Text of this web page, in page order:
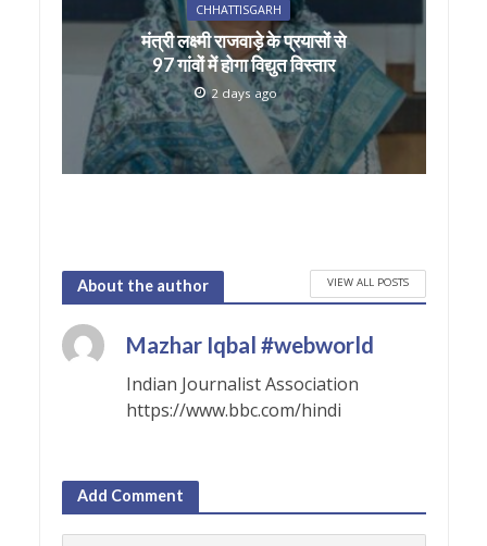
CHHATTISGARH
मंत्री लक्ष्मी राजवाड़े के प्रयासों से
97 गांवों में होगा विद्युत विस्तार
2 days ago
About the author VIEW ALL POSTS
Mazhar Iqbal #webworld
Indian Journalist Association
https://www.bbc.com/hindi
Add Comment